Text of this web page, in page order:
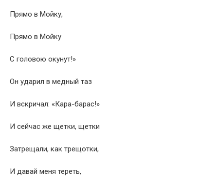
Прямо в Мойку,
Прямо в Мойку
С головою окунут!»
Он ударил в медный таз
И вскричал: «Кара-барас!»
И сейчас же щетки, щетки
Затрещали, как трещотки,
И давай меня тереть,